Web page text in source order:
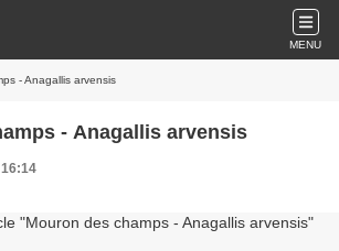
MENU
- Anagallis arvensis
- Anagallis arvensis